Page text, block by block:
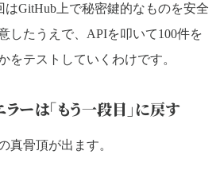
GitHub上で秘密鍵的なものを安全
したうえで、APIを叩いて100件を
をテストしていくわけです。
ーは「もう一段目」に戻す
真骨頂が出ます。